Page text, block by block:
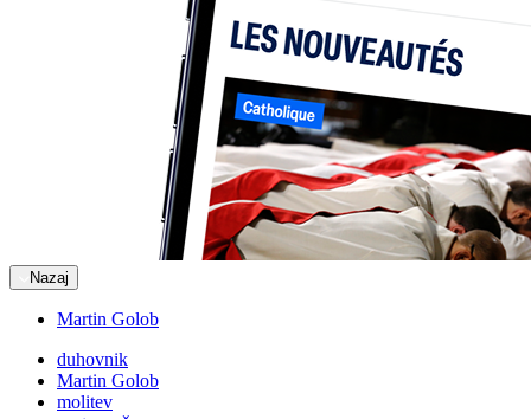
Nazaj
Martin Golob
duhovnik
Martin Golob
molitev